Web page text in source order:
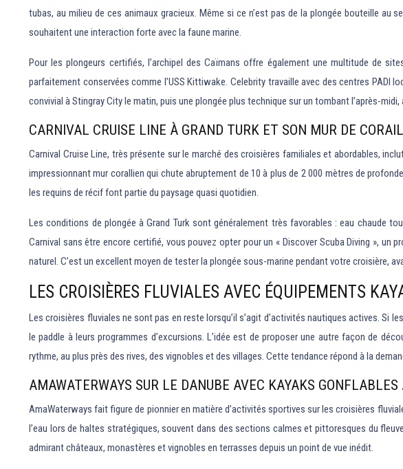
tubas, au milieu de ces animaux gracieux. Même si ce n’est pas de la plongée bouteille au
souhaitent une interaction forte avec la faune marine.
Pour les plongeurs certifiés, l’archipel des Caïmans offre également une multitude de
parfaitement conservées comme l’USS Kittiwake. Celebrity travaille avec des centres PADI
convivial à Stingray City le matin, puis une plongée plus technique sur un tombant l’après-
CARNIVAL CRUISE LINE À GRAND TURK ET SON MUR DE
Carnival Cruise Line, très présente sur le marché des croisières familiales et abordables,
impressionnant mur corallien qui chute abruptement de 10 à plus de 2 000 mètres de
les requins de récif font partie du paysage quasi quotidien.
Les conditions de plongée à Grand Turk sont généralement très favorables : eau chaude
Carnival sans être encore certifié, vous pouvez opter pour un « Discover Scuba Diving », un
naturel. C’est un excellent moyen de tester la plongée sous-marine pendant votre croisière,
LES CROISIÈRES FLUVIALES AVEC ÉQUIPEMENTS
Les croisières fluviales ne sont pas en reste lorsqu’il s’agit d’activités nautiques actives. Si
le paddle à leurs programmes d’excursions. L’idée est de proposer une autre façon de
rythme, au plus près des rives, des vignobles et des villages. Cette tendance répond à la
AMAWATERWAYS SUR LE DANUBE AVEC KAYAKS GONFLABLES
AmaWaterways fait figure de pionnier en matière d’activités sportives sur les croisières
l’eau lors de haltes stratégiques, souvent dans des sections calmes et pittoresques du
admirant châteaux, monastères et vignobles en terrasses depuis un point de vue inédit.